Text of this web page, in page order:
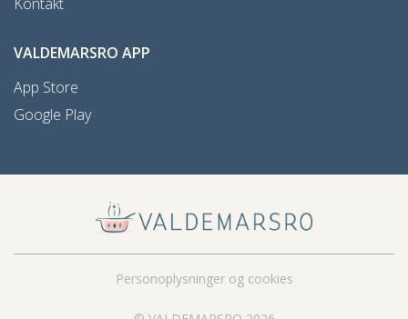
VALDEMARSRO APP
App Store
Google Play
Personoplysninger og cookies